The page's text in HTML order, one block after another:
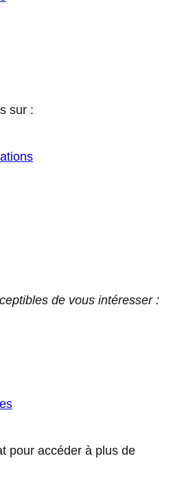
sur :
de vous intéresser :
pour accéder à plus de